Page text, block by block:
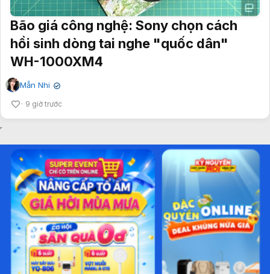
Bão giá công nghệ: Sony chọn cách
hồi sinh dòng tai nghe "quốc dân"
WH-1000XM4
Mẫn Nhi ✔
9 giờ trước